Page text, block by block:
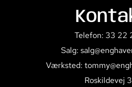
Telefon: 33 22
Salg:
Værksted:
Roskildevej